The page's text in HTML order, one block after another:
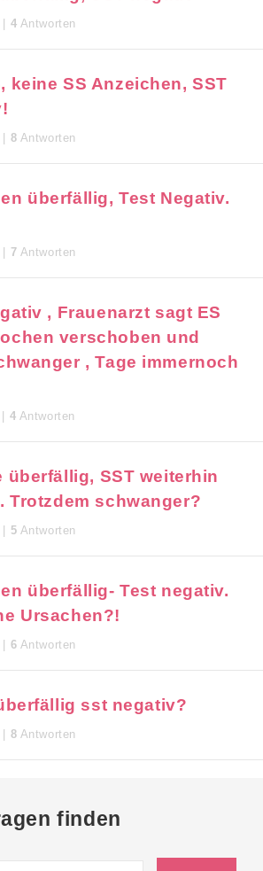
4 Antworten
keine SS Anzeichen, SST
8 Antworten
überfällig, Test Negativ.
7 Antworten
, Frauenarzt sagt ES
verschoben und
, Tage immernoch
4 Antworten
überfällig, SST weiterhin
Trotzdem schwanger?
5 Antworten
überfällig- Test negativ.
Ursachen?!
6 Antworten
sst negativ?
8 Antworten
finden